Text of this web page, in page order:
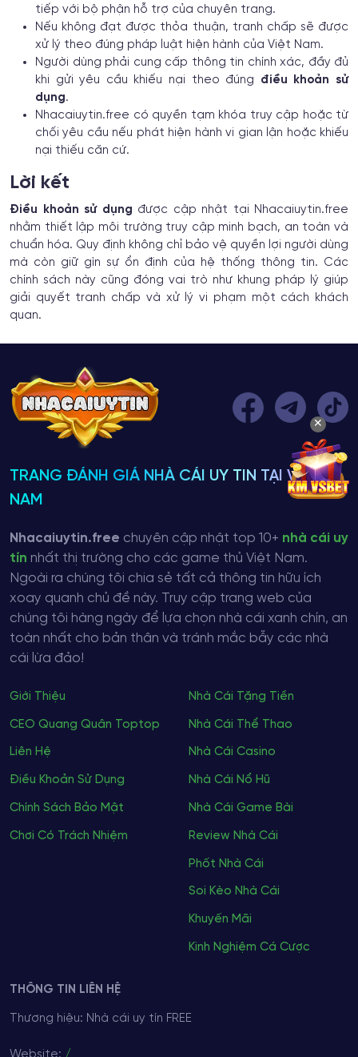
tiếp với bộ phận hỗ trợ của chuyên trang.
Nếu không đạt được thỏa thuận, tranh chấp sẽ được
xử lý theo đúng pháp luật hiện hành của Việt Nam.
Người dùng phải cung cấp thông tin chính xác, đầy đủ
khi gửi yêu cầu khiếu nại theo đúng điều khoản sử
dụng.
Nhacaiuytin.free có quyền tạm khóa truy cập hoặc từ
chối yêu cầu nếu phát hiện hành vi gian lận hoặc khiếu
nại thiếu căn cứ.
Lời kết
Điều khoản sử dụng được cập nhật tại Nhacaiuytin.free
nhằm thiết lập môi trường truy cập minh bạch, an toàn và
chuẩn hóa. Quy định không chỉ bảo vệ quyền lợi người dùng
mà còn giữ gìn sự ổn định của hệ thống thông tin. Các
chính sách này cũng đóng vai trò như khung pháp lý giúp
giải quyết tranh chấp và xử lý vi phạm một cách khách
quan.
TRANG ĐÁNH GIÁ NHÀ CÁI UY TIN TẠI VIỆT
NAM
Nhacaiuytin.free chuyên cập nhật top 10+ nhà cái uy
tín nhất thị trường cho các game thủ Việt Nam.
Ngoài ra chúng tôi chia sẻ tất cả thông tin hữu ích
xoay quanh chủ đề này. Truy cập trang web của
chúng tôi hàng ngày để lựa chọn nhà cái xanh chín, an
toàn nhất cho bản thân và tránh mắc bẫy các nhà
cái lừa đảo!
Giới Thiệu
CEO Quang Quân Toptop
Liên Hệ
Điều Khoản Sử Dụng
Chính Sách Bảo Mật
Chơi Có Trách Nhiệm
Nhà Cái Tặng Tiền
Nhà Cái Thể Thao
Nhà Cái Casino
Nhà Cái Nổ Hũ
Nhà Cái Game Bài
Review Nhà Cái
Phốt Nhà Cái
Soi Kèo Nhà Cái
Khuyến Mãi
Kinh Nghiệm Cá Cược
THÔNG TIN LIÊN HỆ
Thương hiệu: Nhà cái uy tín FREE
✕